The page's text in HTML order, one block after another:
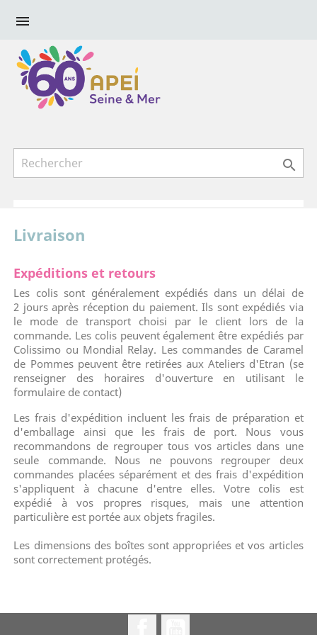


Livraison
Expéditions et retours
Les colis sont généralement expédiés dans un délai de
2 jours après réception du paiement. Ils sont expédiés via
le mode de transport choisi par le client lors de la
commande. Les colis peuvent également être expédiés par
Colissimo ou Mondial Relay. Les commandes de Caramel
de Pommes peuvent être retirées aux Ateliers d'Etran (se
renseigner des horaires d'ouverture en utilisant le
formulaire de contact)
Les frais d'expédition incluent les frais de préparation et
d'emballage ainsi que les frais de port. Nous vous
recommandons de regrouper tous vos articles dans une
seule commande. Nous ne pouvons regrouper deux
commandes placées séparément et des frais d'expédition
s'appliquent à chacune d'entre elles. Votre colis est
expédié à vos propres risques, mais une attention
particulière est portée aux objets fragiles.
Les dimensions des boîtes sont appropriées et vos articles
sont correctement protégés.